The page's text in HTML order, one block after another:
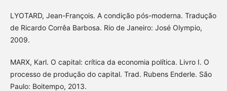
LYOTARD, Jean-François. A condição pós-moderna. Tradução
de Ricardo Corrêa Barbosa. Rio de Janeiro: José Olympio,
2009.
MARX, Karl. O capital: crítica da economia política. Livro I. O
processo de produção do capital. Trad. Rubens Enderle. São
Paulo: Boitempo, 2013.